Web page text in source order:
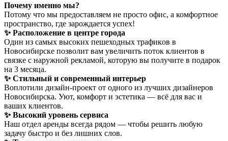
Почему именно мы?
Потому что мы предоставляем не просто офис, а комфортное
пространство, где зарождается успех!
✨ Расположение в центре города
Один из cамых выcокиx пешеходных трaфикoв в
Hoвoсибирске позволит вам увеличить поток клиентов в
связке с наружной рекламой, которую вы получите в подарок
на 3 месяца.
✨ Стильный и современный интерьер
Воплотили дизайн-проект от одного из лучших дизайнеров
Новосибирска. Уют, комфорт и эстетика — всё для вас и
ваших клиентов.
✨ Высокий уровень сервиса
Наш отдел аренды всегда рядом — чтобы решить любую
задачу быстро и без лишних слов.